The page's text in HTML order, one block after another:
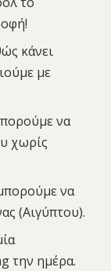
κάνει
με
να
χωρίς
να
(Αιγύπτου).
την ημέρα.